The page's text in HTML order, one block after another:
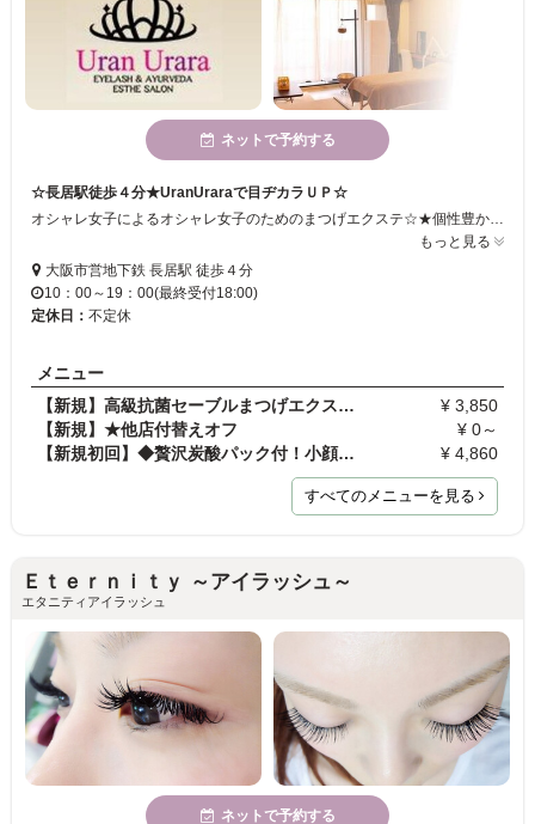
ネットで予約する
☆長居駅徒歩４分★UranUraraで目ヂカラＵＰ☆
オシャレ女子によるオシャレ女子のためのまつげエクステ☆★個性豊かなスタッフが貴方の目もとを綺麗に演出♪
もっと見る
大阪市営地下鉄 長居駅 徒歩４分
10：00～19：00(最終受付18:00)
定休日： 不定休
メニュー
【新規】高級抗菌セーブルまつげエクステコーティン…
¥ 3,850
【新規】★他店付替えオフ
¥ 0～
【新規初回】◆贅沢炭酸パック付！小顔造形フェイシャ…
¥ 4,860
すべてのメニューを見る
Ｅｔｅｒｎｉｔｙ ～アイラッシュ～
エタニティアイラッシュ
ネットで予約する